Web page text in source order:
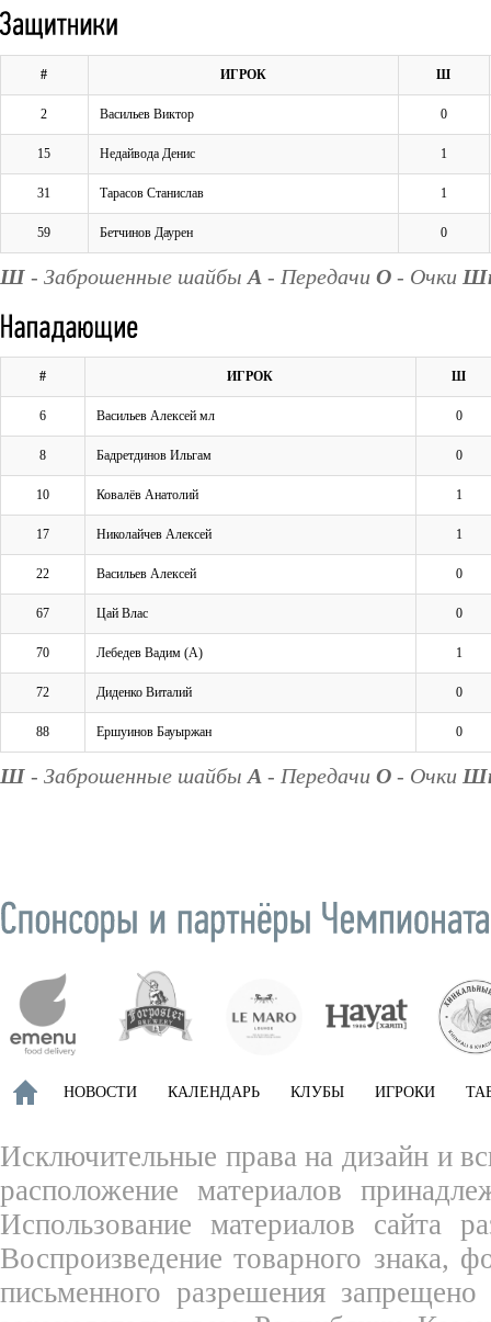
# ИГРОК Ш
2 Васильев Виктор 0
15 Недайвода Денис 1
31 Тарасов Станислав 1
59 Бетчинов Даурен 0
Ш - Заброшенные шайбы А - Передачи О - Очки
# ИГРОК Ш
6 Васильев Алексей мл 0
8 Бадретдинов Ильгам 0
10 Ковалёв Анатолий 1
17 Николайчев Алексей 1
22 Васильев Алексей 0
67 Цай Влас 0
70 Лебедев Вадим (А) 1
72 Диденко Виталий 0
88 Ершуинов Бауыржан 0
Ш - Заброшенные шайбы А - Передачи О - Очки
НОВОСТИ КАЛЕНДАРЬ КЛУБЫ ИГРОКИ
Исключительные права на дизайн и
расположение материалов
Использование материалов сайта
Воспроизведение товарного знака,
письменного разрешения